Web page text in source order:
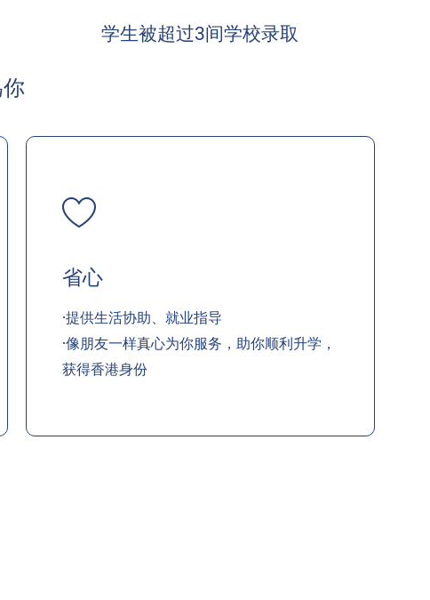
学生被超过3间学校录取
省心
·提供生活协助、就业指导
·像朋友一样真心为你服务，助你顺利升学，
获得香港身份